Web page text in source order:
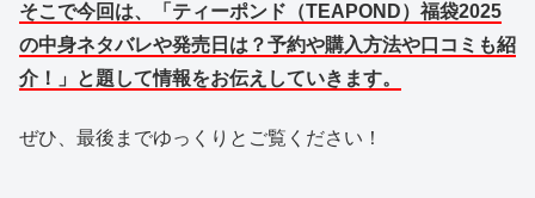
そこで今回は、「ティーポンド（TEAPOND）福袋2025
の中身ネタバレや発売日は？予約や購入方法や口コミも紹
介！」と題して情報をお伝えしていきます。
ぜひ、最後までゆっくりとご覧ください！